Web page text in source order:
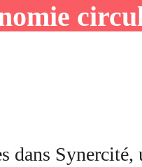
dans Synercité,